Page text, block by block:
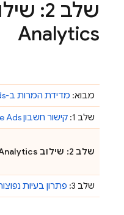
שלב 2: שילוב
Analytics
מבוא: מדידת המרות ב-iOS Ads
שלב 1:
קישור חשבון Google Ads אל
שלב 2: שילוב
שלב 3: פתרון בעיות